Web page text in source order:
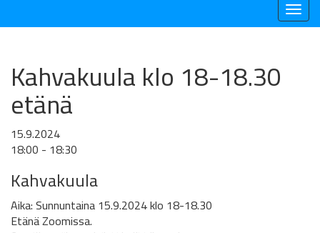
Kahvakuula klo 18-18.30
etänä
15.9.2024
18:00 - 18:30
Kahvakuula
Aika: Sunnuntaina 15.9.2024 klo 18-18.30
Etänä Zoomissa.